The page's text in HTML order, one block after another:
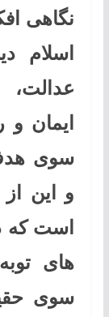
نگاهی
اسلام
عدالت،
ایمان
سوی
و این از
است که
های
سوی